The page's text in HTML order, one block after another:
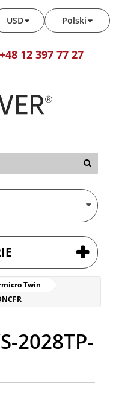
Polski
USD
+48 12 397 77 27
Twin
2028TP-